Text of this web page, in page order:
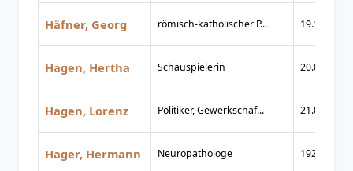
Häfner, Georg römisch-katholischer P... 19.10.1900
Hagen, Hertha Schauspielerin 20.02.1876
Hagen, Lorenz Politiker, Gewerkschaf... 21.07.1885
Hager, Hermann Neuropathologe 1923